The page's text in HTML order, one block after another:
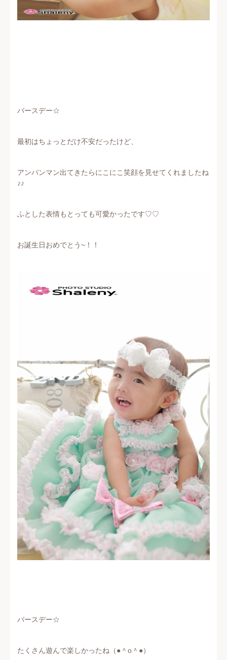
バースデー☆
最初はちょっとだけ不安だったけど、
アンパンマン出てきたらにこにこ笑顔を見せてくれましたね
♪♪
ふとした表情もとっても可愛かったです♡♡
お誕生日おめでとう~！！
バースデー☆
たくさん遊んで楽しかったね（●＾o＾●）